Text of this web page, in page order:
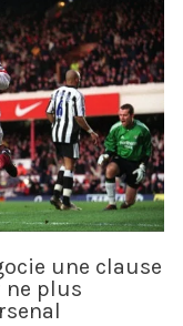
une clause
ne plus